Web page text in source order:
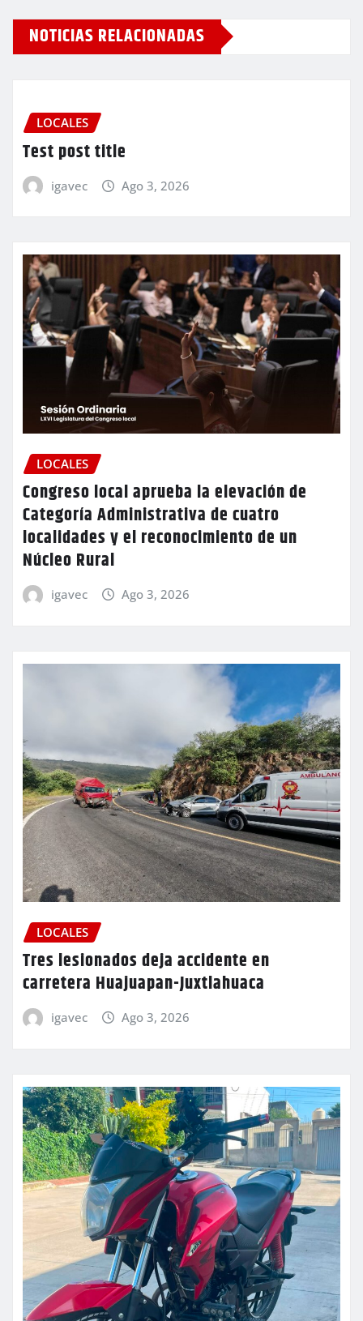
NOTICIAS RELACIONADAS
LOCALES
Test post title
igavec Ago 3, 2026
LOCALES
Congreso local aprueba la elevación de
Categoría Administrativa de cuatro
localidades y el reconocimiento de un
Núcleo Rural
igavec Ago 3, 2026
LOCALES
Tres lesionados deja accidente en
carretera Huajuapan-Juxtlahuaca
igavec Ago 3, 2026